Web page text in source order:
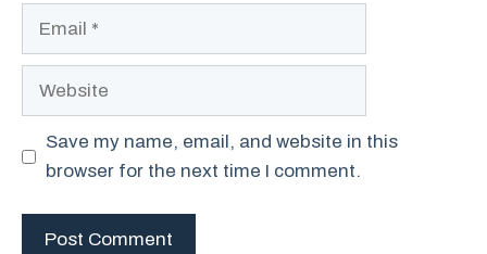
Website
Save my name, email, and website in this
browser for the next time I comment.